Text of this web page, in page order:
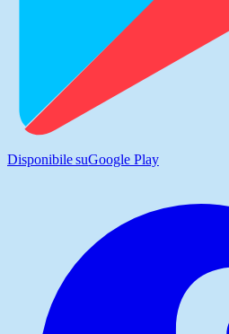
Disponibile suGoogle Play